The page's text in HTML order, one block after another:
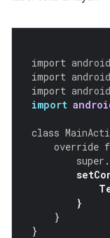
import
import
import
import
class
override
super .
}
}
}